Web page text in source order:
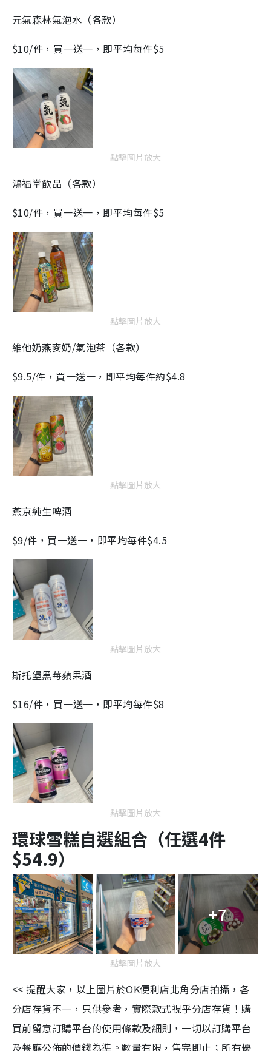
元氣森林氣泡水（各款）
$10/件，買一送一，即平均每件$5
點擊圖片放大
鴻福堂飲品（各款）
$10/件，買一送一，即平均每件$5
點擊圖片放大
維他奶燕麥奶/氣泡茶（各款）
$9.5/件，買一送一，即平均每件約$4.8
點擊圖片放大
燕京純生啤酒
$9/件，買一送一，即平均每件$4.5
點擊圖片放大
斯托堡黑莓蘋果酒
$16/件，買一送一，即平均每件$8
點擊圖片放大
環球雪糕自選組合（任選4件
$54.9）
+7
點擊圖片放大
<< 提醒大家，以上圖片於OK便利店北角分店拍攝，各
分店存貨不一，只供參考，實際款式視乎分店存貨！購
買前留意訂購平台的使用條款及細則，一切以訂購平台
及餐廳公佈的價錢為準。數量有限，售完即止；所有優